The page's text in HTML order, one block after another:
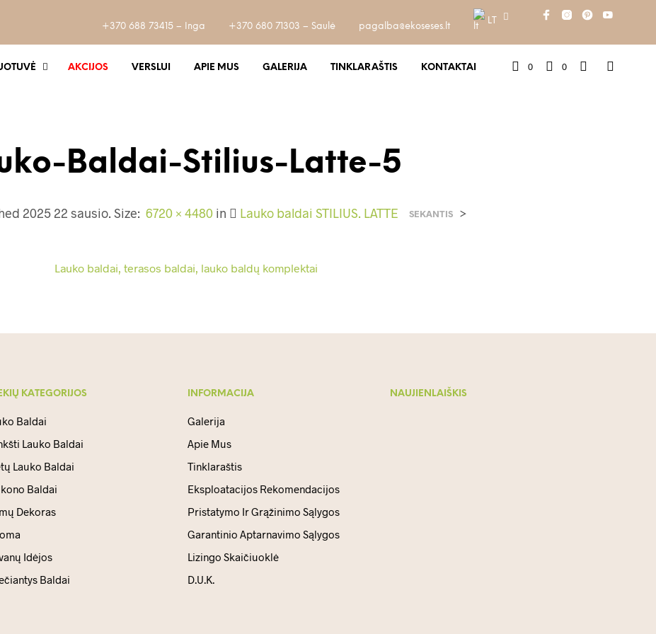
+370 688 73415 – Inga +370 680 71303 – Saulė pagalba@ekoseses.lt
LT
AKCIJOS VERSLUI APIE MUS GALERIJA TINKLARAŠTIS KONTAKTAI 0 0
Baldai-Stilius-Latte-5
2025 22 sausio. Size: 6720 × 4480in Lauko baldai STILIUS. LATTE SEKANTIS >
KATEGORIJOS
Baldai
Lauko Baldai
Lauko Baldai
Baldai
Dekoras
Idėjos
Baldai
INFORMACIJA
Galerija
Apie Mus
Tinklaraštis
Eksploatacijos Rekomendacijos
Pristatymo Ir Grąžinimo Sąlygos
Garantinio Aptarnavimo Sąlygos
Lizingo Skaičiuoklė
D.U.K.
NAUJIENLAIŠKIS